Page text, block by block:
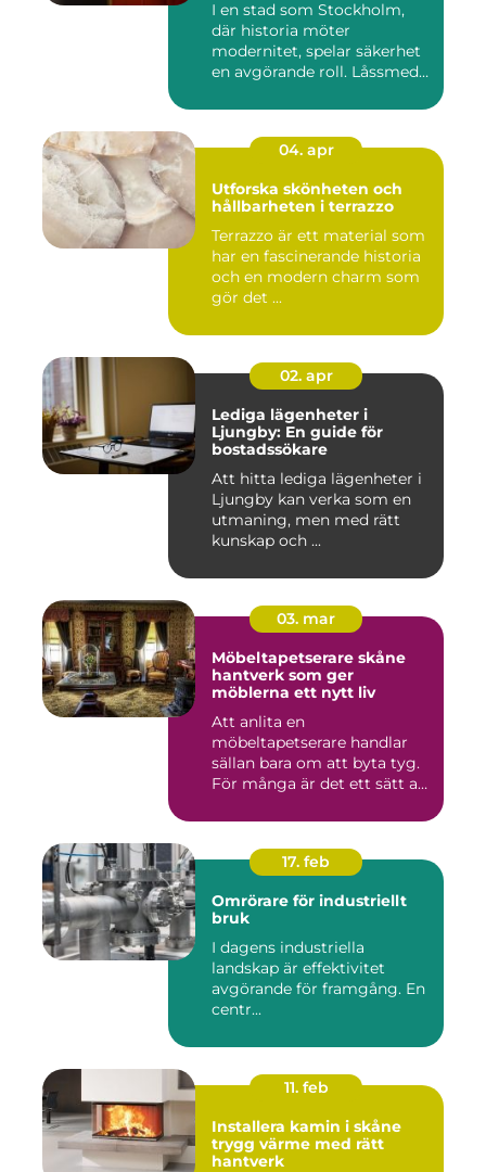
I en stad som Stockholm,
där historia möter
modernitet, spelar säkerhet
en avgörande roll. Låssmed
04. apr
Utforska skönheten och
hållbarheten i terrazzo
Terrazzo är ett material som
har en fascinerande historia
och en modern charm som
gör det ...
02. apr
Lediga lägenheter i
Ljungby: En guide för
bostadssökare
Att hitta lediga lägenheter i
Ljungby kan verka som en
utmaning, men med rätt
kunskap och ...
03. mar
Möbeltapetserare skåne
hantverk som ger
möblerna ett nytt liv
Att anlita en
möbeltapetserare handlar
sällan bara om att byta tyg.
För många är det ett sätt att
17. feb
Omrörare för industriellt
bruk
I dagens industriella
landskap är effektivitet
avgörande för framgång. En
centr...
11. feb
Installera kamin i skåne
trygg värme med rätt
hantverk